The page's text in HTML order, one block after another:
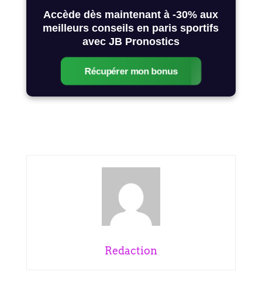
Accède dès maintenant à -30% aux
meilleurs conseils en paris sportifs
avec JB Pronostics
Récupérer mon bonus
Redaction